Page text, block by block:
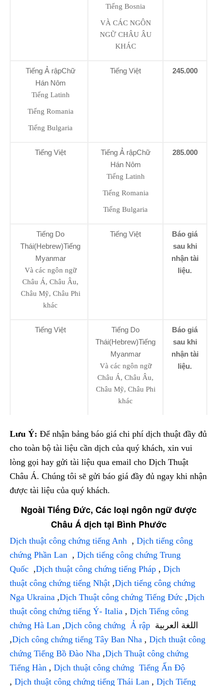
Tiếng Bosnia
VÀ CÁC NGÔN
NGỮ CHÂU ÂU
KHÁC
Tiếng Ả rậpChữ
Hán Nôm
Tiếng Latinh
Tiếng Romania
Tiếng Bulgaria
Tiếng Việt 245.000
Tiếng Việt
Tiếng Ả rậpChữ
Hán Nôm
Tiếng Latinh
Tiếng Romania
Tiếng Bulgaria
285.000
Tiếng Do
Thái(Hebrew)Tiếng
Myanmar
Và các ngôn ngữ
Châu Á, Châu Âu,
Châu Mỹ, Châu Phi
khác
Tiếng Việt
Báo giá
sau khi
nhận tài
liệu.
Tiếng Việt
Tiếng Do
Thái(Hebrew)Tiếng
Myanmar
Và các ngôn ngữ
Châu Á, Châu Âu,
Châu Mỹ, Châu Phi
khác
Báo giá
sau khi
nhận tài
liệu.
Lưu Ý: Để nhận bảng báo giá chi phí dịch thuật đầy đủ
cho toàn bộ tài liệu cần dịch của quý khách, xin vui
lòng gọi hay gửi tài liệu qua email cho Dịch Thuật
Châu Á. Chúng tôi sẽ gửi báo giá đầy đủ ngay khi nhận
được tài liệu của quý khách.
Ngoài Tiếng Đức, Các loại ngôn ngữ được
Châu Á dịch tại Bình Phước
Dịch thuật công chứng tiếng Anh , Dịch tiếng công
chứng Phần Lan , Dịch tiếng công chứng Trung
Quốc ,Dịch thuật công chứng tiếng Pháp , Dịch
thuật công chứng tiếng Nhật ,Dịch tiếng công chứng
Nga Ukraina ,Dịch Thuật công chứng Tiếng Đức ,Dịch
thuật công chứng tiếng Ý- Italia , Dịch Tiếng công
chứng Hà Lan ,Dịch công chứng Ả rập
,Dịch công chứng tiếng Tây Ban Nha , Dịch thuật công
chứng Tiếng Bồ Đào Nha ,Dịch Thuật công chứng
Tiếng Hàn , Dịch thuật công chứng Tiếng Ấn Độ
, Dịch thuật công chứng tiếng Thái Lan , Dịch Tiếng